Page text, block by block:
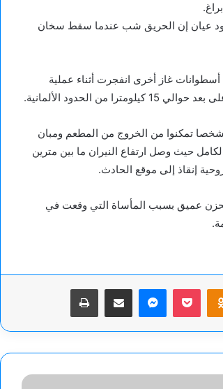
عيان إن الحريق شب عندما سقط سخان
غاز أخرى انفجرت أثناء عملية
الألمانية.
وكتب وزير الداخلية التشيكي فيت راكوشان على “إكس” أن حوالي 30 شخصا تمكنوا من الخروج من المطعم ومبان
حيث وصل ارتفاع النيران ما بين مترين
عميق بسبب المأساة التي وقعت في
Odnoklassniki
‫Pocketماسنجرمشاركة عبر البريد طباعة